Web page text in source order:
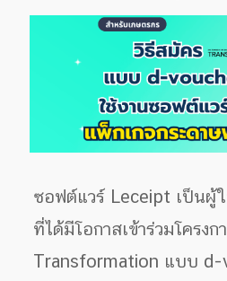
ซอฟต์แวร์ Leceipt เป็นผู้
ที่ได้มีโอกาสเข้าร่วมโครงก
Transformation แบบ d-